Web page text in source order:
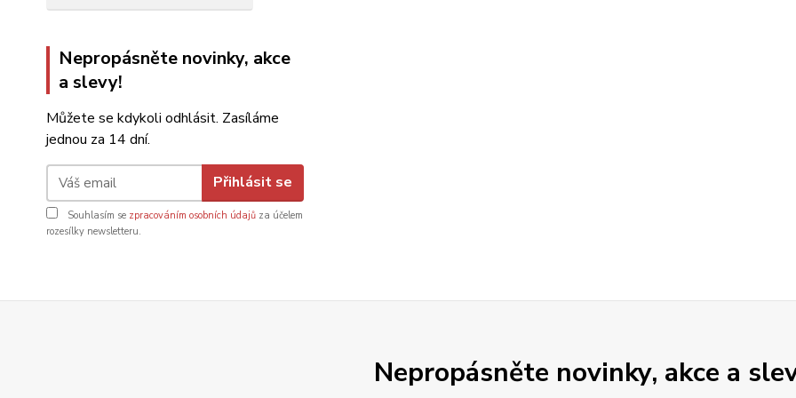
Nepropásněte novinky, akce
a slevy!
Můžete se kdykoli odhlásit. Zasíláme
jednou za 14 dní.
Přihlásit se
Souhlasím se zpracováním osobních údajů za účelem
rozesílky newsletteru.
Nepropásněte novinky, akce a